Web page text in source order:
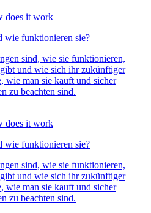
wie funktionieren sie?
sind, wie sie funktionieren,
und wie sich ihr zukünftiger
wie man sie kauft und sicher
zu beachten sind.
wie funktionieren sie?
sind, wie sie funktionieren,
und wie sich ihr zukünftiger
wie man sie kauft und sicher
zu beachten sind.